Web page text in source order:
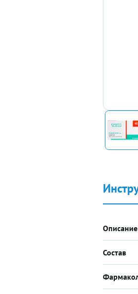
Описание
Состав